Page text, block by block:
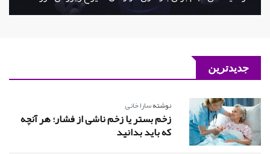
جدیدترین
نوشتهسارا خانی
زخم بستر یا زخم ناشی از فشار؛ هر آنچه
که باید بدانید